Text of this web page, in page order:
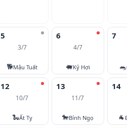
5
3/7
🐕Mậu Tuất
6
4/7
🐖Kỷ Hợi
7
🐀
12
10/7
🐍Ất Tỵ
13
11/7
🐎Bính Ngọ
14
🐐